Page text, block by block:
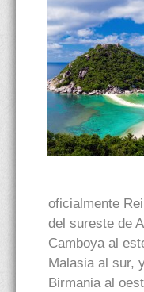
oficialmente
del sureste de
Camboya al
Malasia al sur,
Birmania al